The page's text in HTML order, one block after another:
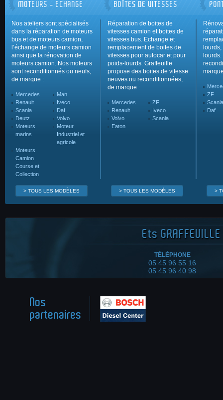
MOTEURS - ECHANGE
Nos ateliers sont spécialisés
dans la réparation de moteurs
bus et de moteurs camion,
l’échange de moteurs camion
ainsi que la rénovation de
moteurs camion. Nos moteurs
sont reconditionnés ou neufs,
de marque :
Mercedes
Man
Renault
Iveco
Scania
Daf
Deutz
Volvo
Moteurs
marins
Moteur
Industriel et
agricole
Moteurs
Camion
Course et
Collection
> TOUS LES MODÈLES
BOÎTES DE VITESSES
Réparation de boites de
vitesses camion et boites de
vitesses bus. Echange et
remplacement de boites de
vitesses pour autocar et pour
poids-lourds. Graffeuille
propose des boites de vitesse
neuves ou reconditionnées,
de marque :
Mercedes
ZF
Renault
Iveco
Volvo
Scania
Eaton
> TOUS LES MODÈLES
lourds,
lourds.
ZF
Scania
Daf
>
Ets
TÉLÉPHONE
05 45 96 55 16
05 45 96 40 98
Nos
partenaires